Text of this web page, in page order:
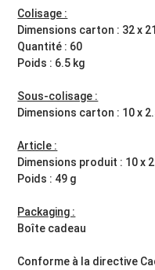
Colisage :
Dimensions carton : 32 x
Quantité : 60
Poids : 6.5 kg
Sous-colisage :
Dimensions carton : 10 x
Article :
Dimensions produit : 10 x
Poids : 49 g
Packaging :
Boîte cadeau
Conforme à la directive